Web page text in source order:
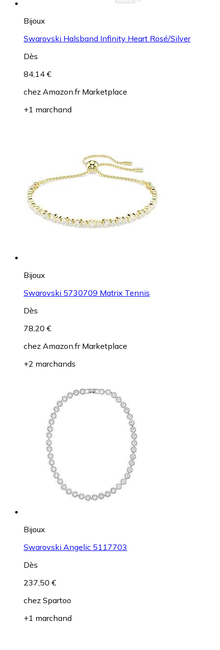
Bijoux
Swarovski Halsband Infinity Heart Rosé/Silver
Dès
84,14 €
chez Amazon.fr Marketplace
+1 marchand
Bijoux
Swarovski 5730709 Matrix Tennis
Dès
78,20 €
chez Amazon.fr Marketplace
+2 marchands
Bijoux
Swarovski Angelic 5117703
Dès
237,50 €
chez Spartoo
+1 marchand